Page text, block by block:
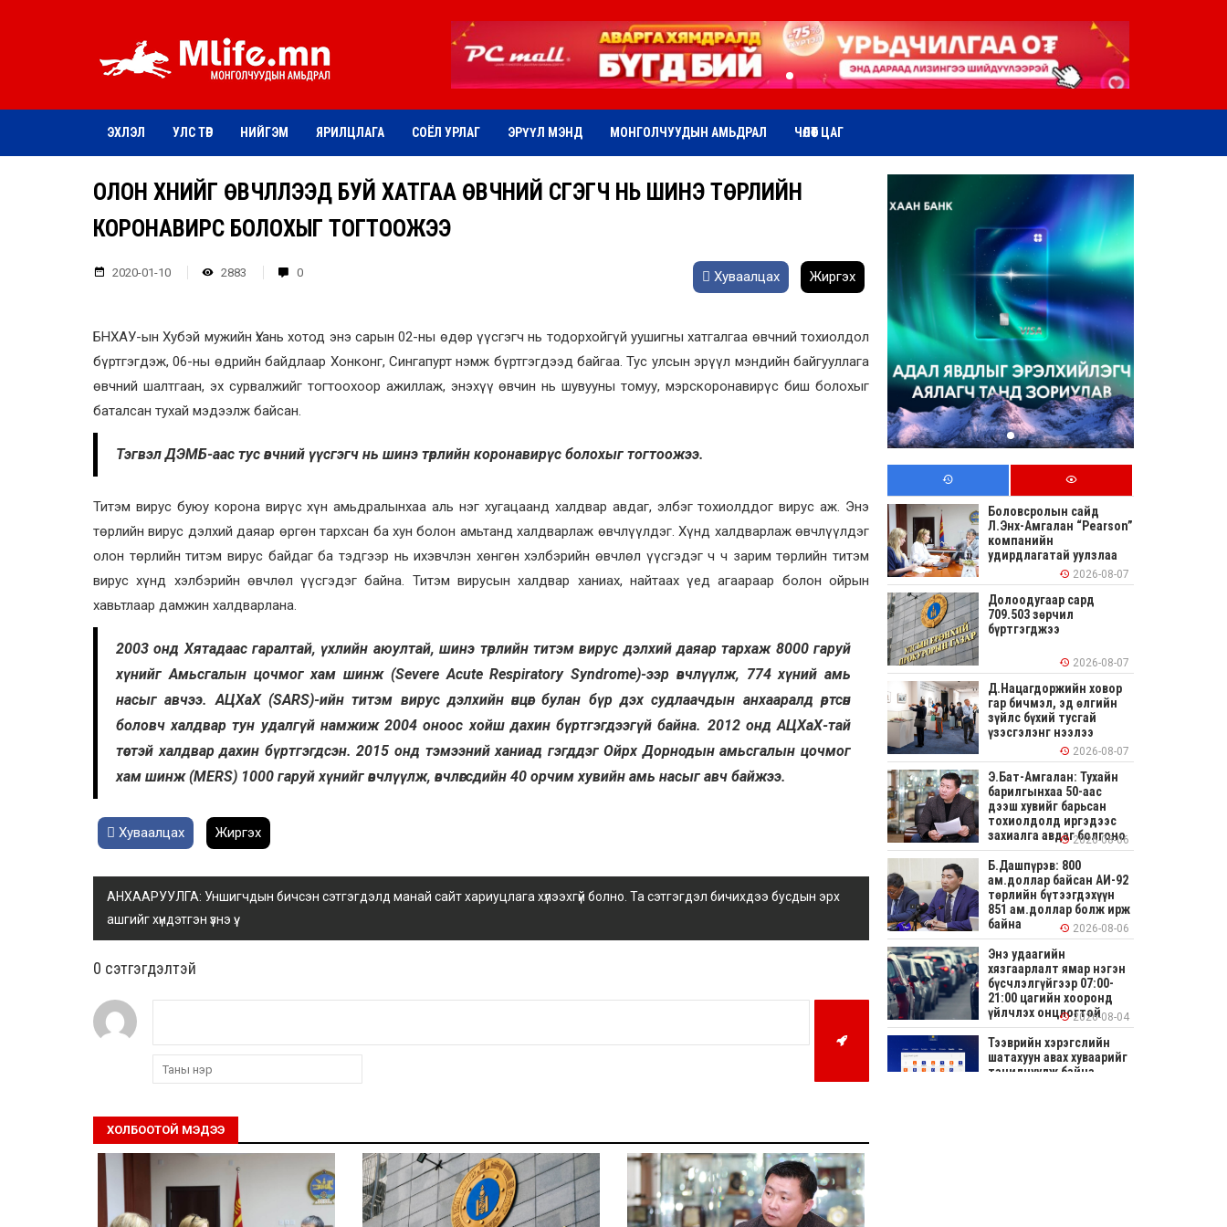
ЭХЛЭЛ УЛС ТӨР НИЙГЭМ ЯРИЛЦЛАГА СОЁЛ УРЛАГ ЭРҮҮЛ МЭНД МОНГОЛЧУУДЫН АМЬДРАЛ ЧӨЛӨӨТ ЦАГ
ОЛОН ХҮНИЙГ ӨВЧЛҮҮЛЭЭД БУЙ ХАТГАА ӨВЧНИЙ ҮҮСГЭГЧ НЬ ШИНЭ ТӨРЛИЙН
КОРОНАВИРҮС БОЛОХЫГ ТОГТООЖЭЭ
2020-01-10 2883 0 Хуваалцах Жиргэх
БНХАУ-ын Хубэй мужийн Үхань хотод энэ сарын 02-ны өдөр үүсгэгч нь тодорхойгүй уушигны хатгалгаа өвчний тохиолдол
бүртгэгдэж, 06-ны өдрийн байдлаар Хонконг, Сингапурт нэмж бүртгэгдээд байгаа. Тус улсын эрүүл мэндийн байгууллага
өвчний шалтгаан, эх сурвалжийг тогтоохоор ажиллаж, энэхүү өвчин нь шувууны томуу, мэрскоронавирүс биш болохыг
баталсан тухай мэдээлж байсан.
Тэгвэл ДЭМБ-аас тус өвчний үүсгэгч нь шинэ төрлийн коронавирүс болохыг тогтоожээ.
Титэм вирус буюу корона вирүс хүн амьдралынхаа аль нэг хугацаанд халдвар авдаг, элбэг тохиолддог вирус аж. Энэ
төрлийн вирус дэлхий даяар өргөн тархсан ба хун болон амьтанд халдварлаж өвчлүүлдэг. Хүнд халдварлаж өвчлүүлдэг
олон төрлийн титэм вирус байдаг ба тэдгээр нь ихэвчлэн хөнгөн хэлбэрийн өвчлөл үүсгэдэг ч ч зарим төрлийн титэм
вирус хүнд хэлбэрийн өвчлөл үүсгэдэг байна. Титэм вирусын халдвар ханиах, найтаах үед агаараар болон ойрын
хавьтлаар дамжин халдварлана.
2003 онд Хятадаас гаралтай, үхлийн аюултай, шинэ төрлийн титэм вирус дэлхий даяар тархаж 8000 гаруй
хүнийг Амьсгалын цочмог хам шинж (Severe Acute Respiratory Syndrome)-ээр өвчлүүлж, 774 хүний амь
насыг авчээ. АЦХаХ (SARS)-ийн титэм вирус дэлхийн өнцөг булан бүр дэх судлаачдын анхааралд өртсөн
боловч халдвар тун удалгүй намжиж 2004 оноос хойш дахин бүртгэгдээгүй байна. 2012 онд АЦХаХ-тай
төстэй халдвар дахин бүртгэгдсэн. 2015 онд тэмээний ханиад гэгддэг Ойрх Дорнодын амьсгалын цочмог
хам шинж (MERS) 1000 гаруй хүнийг өвчлүүлж, өвчлөгсдийн 40 орчим хувийн амь насыг авч байжээ.
Хуваалцах Жиргэх
АНХААРУУЛГА: Уншигчдын бичсэн сэтгэгдэлд манай сайт хариуцлага хүлээхгүй болно. Та сэтгэгдэл бичихдээ бусдын эрх
ашгийг хүндэтгэн үзнэ үү.
0 cэтгэгдэлтэй
ХОЛБООТОЙ МЭДЭЭ
Боловсролын сайд
Л.Энх-Амгалан “Pearson”
компанийн
удирдлагатай уулзлаа
2026-08-07
Долоодугаар сард
709.503 зөрчил
бүртгэгджээ
2026-08-07
Д.Нацагдоржийн ховор
гар бичмэл, эд өлгийн
зүйлс бүхий тусгай
үзэсгэлэнг нээлээ
2026-08-07
Э.Бат-Амгалан: Тухайн
барилгынхаа 50-аас
дээш хувийг барьсан
тохиолдолд иргэдээс
захиалга авдаг болгоно
2026-08-06
Б.Дашпүрэв: 800
ам.доллар байсан АИ-92
төрлийн бүтээгдэхүүн
851 ам.доллар болж ирж
байна
2026-08-06
Энэ удаагийн
хязгаарлалт ямар нэгэн
бүсчлэлгүйгээр 07:00-
21:00 цагийн хооронд
үйлчлэх онцлогтой2026-08-04
Тээврийн хэрэгслийн
шатахуун авах хуваарийг
танилцуулж байна